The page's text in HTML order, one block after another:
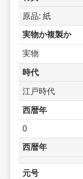
原品: 紙
実物か複製か
実物
時代
江戸時代
西暦年
0
西暦年
元号